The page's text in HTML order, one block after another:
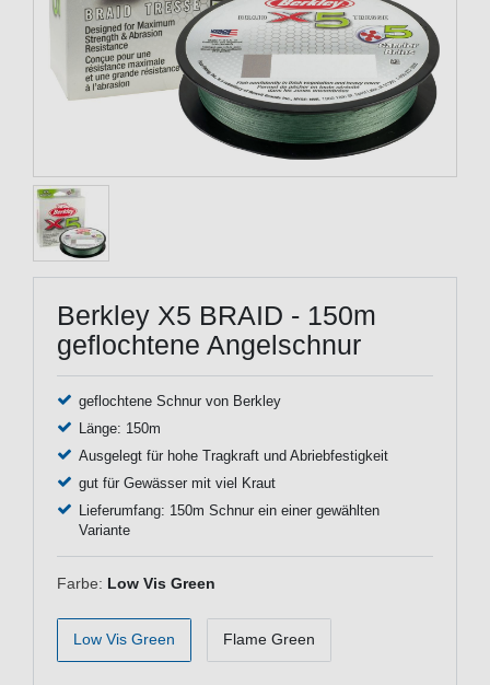
Berkley X5 BRAID - 150m
geflochtene Angelschnur
geflochtene Schnur von Berkley
Länge: 150m
Ausgelegt für hohe Tragkraft und Abriebfestigkeit
gut für Gewässer mit viel Kraut
Lieferumfang: 150m Schnur ein einer gewählten
Variante
Farbe: Low Vis Green
Low Vis Green Flame Green